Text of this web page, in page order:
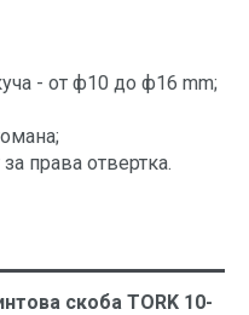
- от ф10 до ф16 mm;
права отвертка.
скоба TORK 10-